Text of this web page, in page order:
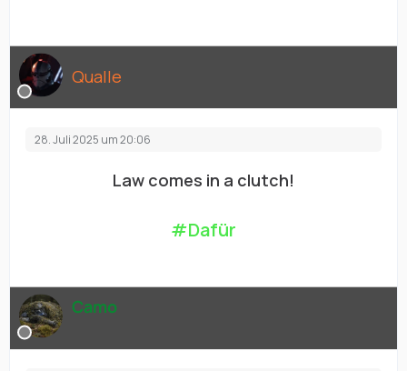
Qualle
28. Juli 2025 um 20:06
Law comes in a clutch!
#Dafür
Camo